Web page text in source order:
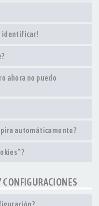
identificar!
ahora no puedo
automáticamente?
CONFIGURACIONES